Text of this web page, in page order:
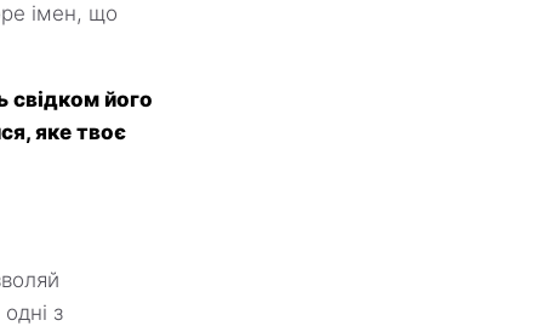
імен, що
свідком його
яке твоє
з